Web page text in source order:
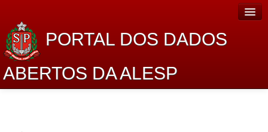
PORTAL DOS DADOS
ABERTOS DA ALESP